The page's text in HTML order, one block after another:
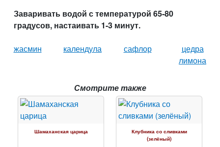
Заваривать водой с температурой 65-80
градусов, настаивать 1-3 минут.
жасмин календула сафлор
цедра
лимона
Смотрите также
Шамаханская царица
Клубника со сливками
(зелёный)